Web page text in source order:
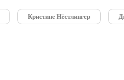
Кристине Нёстлингер